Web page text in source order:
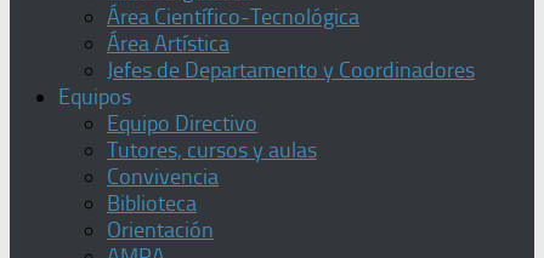
Área Científico-Tecnológica
Área Artística
Jefes de Departamento y Coordinadores
Equipos
Equipo Directivo
Tutores, cursos y aulas
Convivencia
Biblioteca
Orientación